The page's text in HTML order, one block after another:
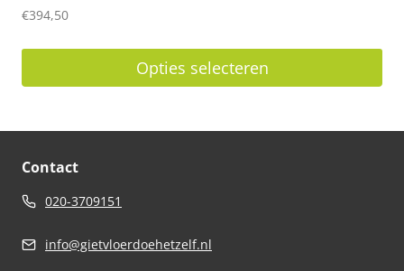
€394,50
Opties selecteren
meerdere
variaties.
optie
Contact
020-3709151
info@gietvloerdoehetzelf.nl